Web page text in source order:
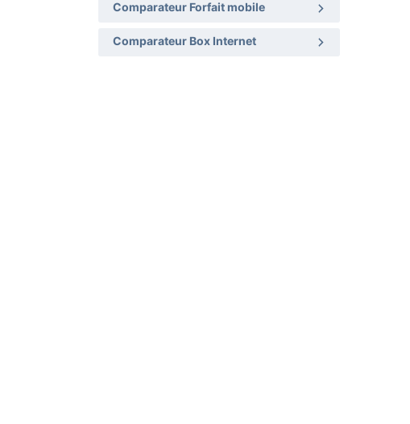
Comparateur Forfait mobile
Comparateur Box Internet